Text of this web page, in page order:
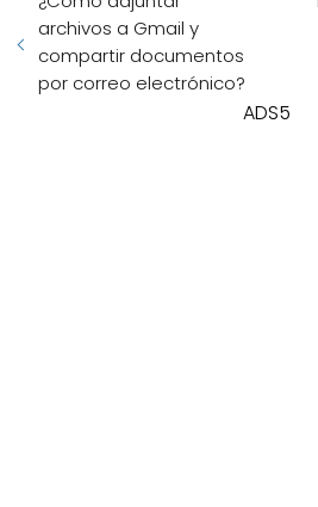
archivos a Gmail y
compartir documentos
por correo electrónico?
ADS5